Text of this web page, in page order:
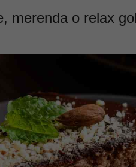
merenda o relax